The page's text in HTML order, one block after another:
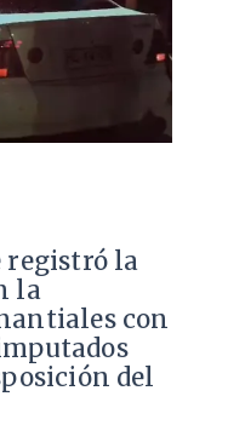
registró la
la
con
del